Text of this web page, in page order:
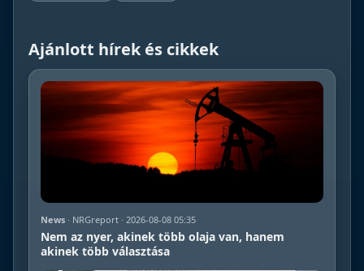
Ajánlott hírek és cikkek
News · NRGreport · 2026-08-08 05:35
Nem az nyer, akinek több olaja van, hanem
akinek több választása